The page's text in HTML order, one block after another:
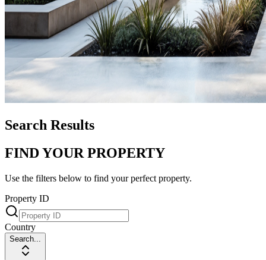
Search Results
FIND YOUR PROPERTY
Use the filters below to find your perfect property.
Property ID
Country
Search...